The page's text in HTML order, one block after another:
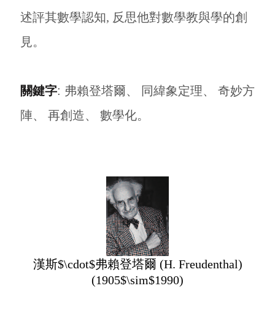
述評其數學認知, 反思他對數學教與學的創
見。
關鍵字: 弗賴登塔爾、 同緯象定理、 奇妙方
陣、 再創造、 數學化。
漢斯$\cdot$弗賴登塔爾 (H. Freudenthal)
(1905$\sim$1990)